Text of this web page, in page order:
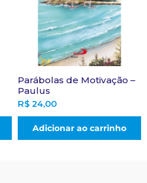
Parábolas de Motivação –
Paulus
R$ 24,00
Adicionar ao carrinho